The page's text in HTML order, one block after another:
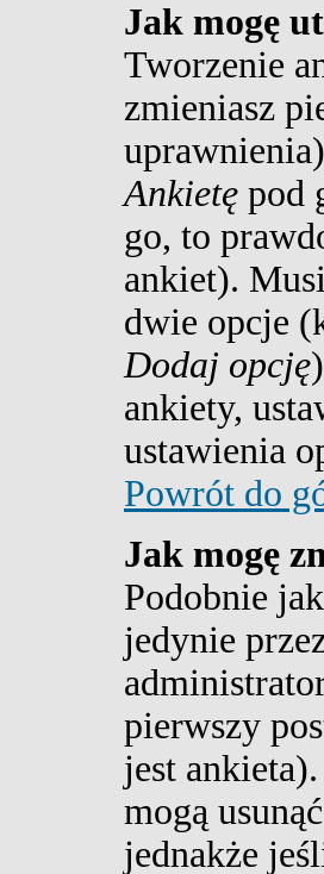
Jak mogę
Tworzenie
zmieniasz
Ankietę pod
go, to
ankiet).
dwie opcje
Dodaj opcję
ankiety,
ustawienia
Powrót do
Jak mogę
Podobnie
jedynie
pierwszy
jest
mogą
jednakże